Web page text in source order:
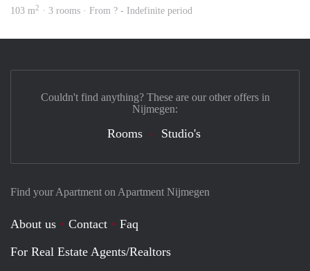
103 m2 · 3 rooms · From ? - Indefinite period
Find your Apartment on Apartment Nijmegen
About us Contact
Faq
For Real Estate Agents/Realtors
Couldn't find anything? These are our other offers in
Nijmegen:
Rooms Studio's